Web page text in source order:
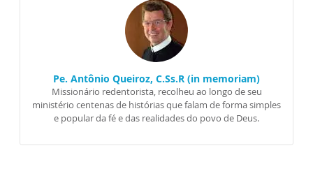
Pe. Antônio Queiroz, C.Ss.R (in memoriam)
Missionário redentorista, recolheu ao longo de seu
ministério centenas de histórias que falam de forma simples
e popular da fé e das realidades do povo de Deus.